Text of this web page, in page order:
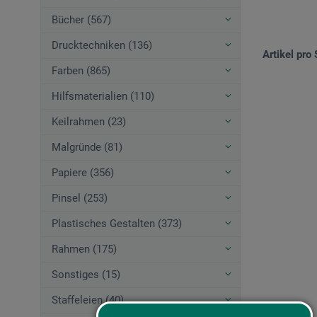
Bücher (567)
Drucktechniken (136)
Farben (865)
Hilfsmaterialien (110)
Keilrahmen (23)
Malgründe (81)
Papiere (356)
Pinsel (253)
Plastisches Gestalten (373)
Rahmen (175)
Sonstiges (15)
Staffeleien (40)
Artikel pro